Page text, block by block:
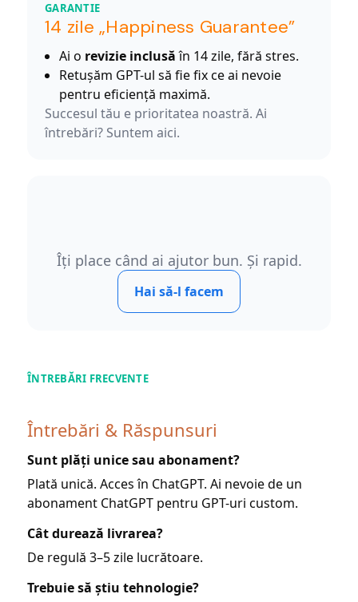
GARANTIE
14 zile „Happiness Guarantee”
Ai o revizie inclusăîn 14 zile, fără stres.
Retușăm GPT-ul să fie fix ce ai nevoie
pentru eficiență maximă.
Succesul tău e prioritatea noastră. Ai
întrebări? Suntem aici.
Îți place când ai ajutor bun. Și rapid.
Hai să-l facem
ÎNTREBĂRI FRECVENTE
Întrebări & Răspunsuri
Sunt plăți unice sau abonament?
Plată unică. Acces în ChatGPT. Ai nevoie de un
abonament ChatGPT pentru GPT-uri custom.
Cât durează livrarea?
De regulă 3–5 zile lucrătoare.
Trebuie să știu tehnologie?